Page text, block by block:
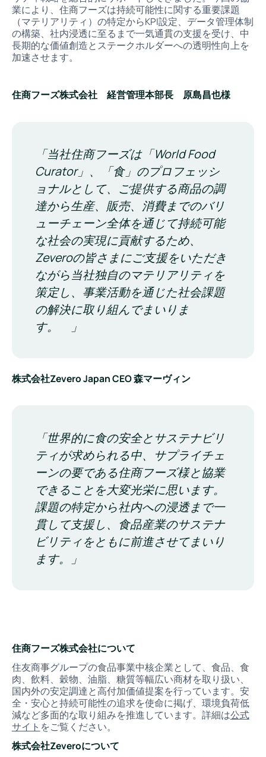
業により、住商フーズは持続可能性に関する重要課題
（マテリアリティ）の特定からKPI設定、データ管理体制
の構築、社内浸透に至るまで一気通貫の支援を受け、中
長期的な価値創造とステークホルダーへの透明性向上を
加速させます。
住商フーズ株式会社 経営管理本部長 原島昌也様
「当社住商フーズは「World Food
Curator」、「食」のプロフェッシ
ョナルとして、ご提供する商品の調
達から生産、販売、消費までのバリ
ューチェーン全体を通じて持続可能
な社会の実現に貢献するため、
Zeveroの皆さまにご支援をいただき
ながら当社独自のマテリアリティを
策定し、事業活動を通じた社会課題
の解決に取り組んでまいりま
す。 」
株式会社Zevero Japan CEO 森マーヴィン
「世界的に食の安全とサステナビリ
ティが求められる中、サプライチェ
ーンの要である住商フーズ様と協業
できることを大変光栄に思います。
課題の特定から社内への浸透まで一
貫して支援し、食品産業のサステナ
ビリティをともに前進させてまいり
ます。」
住商フーズ株式会社について
住友商事グループの食品事業中核企業として、食品、食
肉、飲料、穀物、油脂、糖質等幅広い商材を取り扱い、
国内外の安定調達と高付加価値提案を行っています。安
全・安心と持続可能性の追求を使命に掲げ、環境負荷低
減など多面的な取り組みを推進しています。詳細は公式
サイト をご覧ください。
株式会社Zeveroについて